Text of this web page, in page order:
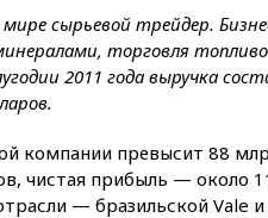
сырьевой трейдер.
торговля
2011 года выручка
компании превысит 88
чистая прибыль — около
— бразильской Vale